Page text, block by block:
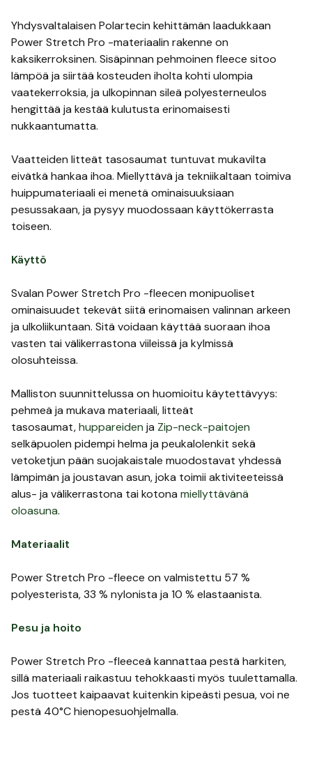
Yhdysvaltalaisen Polartecin kehittämän laadukkaan
Power Stretch Pro -materiaalin rakenne on
kaksikerroksinen. Sisäpinnan pehmoinen fleece sitoo
lämpöä ja siirtää kosteuden iholta kohti ulompia
vaatekerroksia, ja ulkopinnan sileä polyesterneulos
hengittää ja kestää kulutusta erinomaisesti
nukkaantumatta.
Vaatteiden litteät tasosaumat tuntuvat mukavilta
eivätkä hankaa ihoa. Miellyttävä ja tekniikaltaan toimiva
huippumateriaali ei menetä ominaisuuksiaan
pesussakaan, ja pysyy muodossaan käyttökerrasta
toiseen.
Käyttö
Svalan Power Stretch Pro -fleecen monipuoliset
ominaisuudet tekevät siitä erinomaisen valinnan arkeen
ja ulkoliikuntaan. Sitä voidaan käyttää suoraan ihoa
vasten tai välikerrastona viileissä ja kylmissä
olosuhteissa.
Malliston suunnittelussa on huomioitu käytettävyys:
pehmeä ja mukava materiaali, litteät
tasosaumat,huppareiden ja Zip-neck-paitojen
selkäpuolen pidempi helma ja peukalolenkit sekä
vetoketjun pään suojakaistale muodostavat yhdessä
lämpimän ja joustavan asun, joka toimii aktiviteeteissä
alus- ja välikerrastona tai kotona miellyttävänä
oloasuna.
Materiaalit
Power Stretch Pro -fleece on valmistettu 57 %
polyesterista, 33 % nylonista ja 10 % elastaanista.
Pesu ja hoito
Power Stretch Pro -fleeceä kannattaa pestä harkiten,
sillä materiaali raikastuu tehokkaasti myös tuulettamalla.
Jos tuotteet kaipaavat kuitenkin kipeästi pesua, voi ne
pestä 40°C hienopesuohjelmalla.